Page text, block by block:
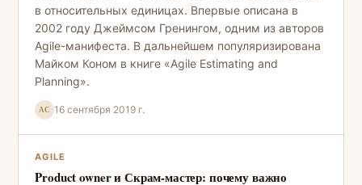
в относительных единицах. Впервые описана в
2002 году Джеймсом Гренингом, одним из авторов
Agile-манифеста. В дальнейшем популяризирована
Майком Коном в книге «Agile Estimating and
Planning».
АС 16 сентября 2019 г.
AGILE
Product owner и Скрам-мастер: почему важно